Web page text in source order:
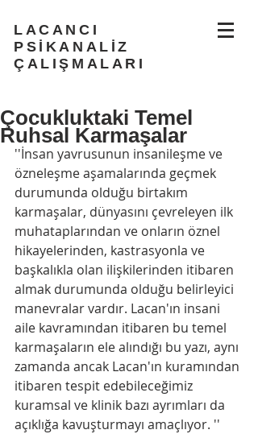
LACANCI
PSİKANALİZ
ÇALIŞMALARI
Çocukluktaki Temel
Ruhsal Karmaşalar
''İnsan yavrusunun insanileşme ve
özneleşme aşamalarında geçmek
durumunda olduğu birtakım
karmaşalar, dünyasını çevreleyen ilk
muhataplarından ve onların öznel
hikayelerinden, kastrasyonla ve
başkalıkla olan ilişkilerinden itibaren
almak durumunda olduğu belirleyici
manevralar vardır. Lacan'ın insani
aile kavramından itibaren bu temel
karmaşaların ele alındığı bu yazı, aynı
zamanda ancak Lacan'ın kuramından
itibaren tespit edebileceğimiz
kuramsal ve klinik bazı ayrımları da
açıklığa kavuşturmayı amaçlıyor. ''